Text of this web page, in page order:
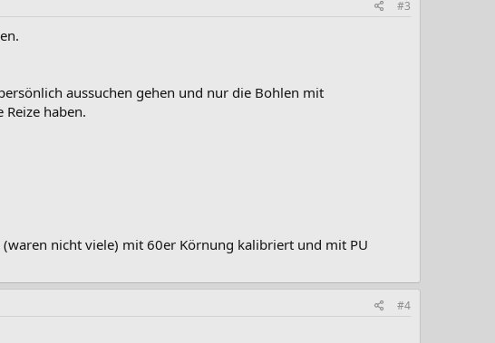
#3
aussuchen gehen und nur die Bohlen mit
haben.
nicht viele) mit 60er Körnung kalibriert und mit PU
#4